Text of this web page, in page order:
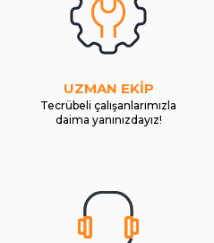
UZMAN EKİP
Tecrübeli çalışanlarımızla
daima yanınızdayız!